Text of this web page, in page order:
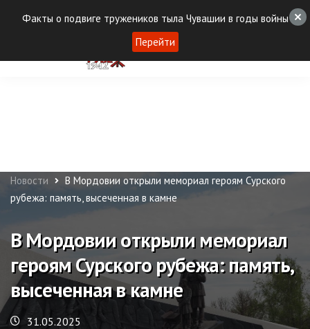
Новости
В Мордовии открыли мемориал героям Сурского
рубежа: память, высеченная в камне
В Мордовии открыли мемориал
героям Сурского рубежа: память,
высеченная в камне
31.05.2025
Факты о подвиге тружеников тыла Чувашии в годы войны
Перейти